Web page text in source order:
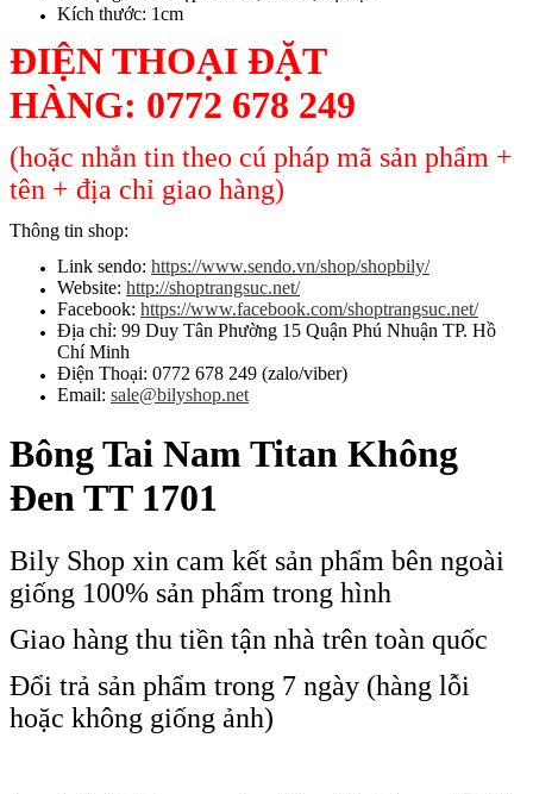
Kích thước: 1cm
ĐIỆN THOẠI ĐẶT
HÀNG: 0772 678 249
(hoặc nhắn tin theo cú pháp mã sản phẩm +
tên + địa chỉ giao hàng)
Thông tin shop:
Link sendo: https://www.sendo.vn/shop/shopbily/
Website: http://shoptrangsuc.net/
Facebook: https://www.facebook.com/shoptrangsuc.net/
Địa chỉ: 99 Duy Tân Phường 15 Quận Phú Nhuận TP. Hồ
Chí Minh
Điện Thoại: 0772 678 249 (zalo/viber)
Email: sale@bilyshop.net
Bông Tai Nam Titan Không
Đen TT 1701
Bily Shop xin cam kết sản phẩm bên ngoài
giống 100% sản phẩm trong hình
Giao hàng thu tiền tận nhà trên toàn quốc
Đổi trả sản phẩm trong 7 ngày (hàng lỗi
hoặc không giống ảnh)